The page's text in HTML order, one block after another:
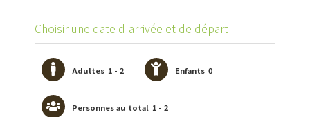
Choisir une date d'arrivée et de départ
Adultes 1 - 2 Enfants 0
Personnes au total 1 - 2